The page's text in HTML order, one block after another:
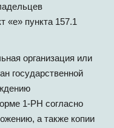
«е» пункта 157.1
организация или
государственной
1-РН согласно
а также копии